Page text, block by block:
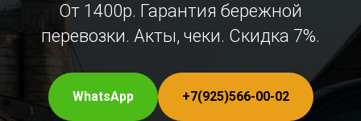
От 1400р. Гарантия бережной
перевозки. Акты, чеки. Скидка 7%.
WhatsApp +7(925)566-00-02